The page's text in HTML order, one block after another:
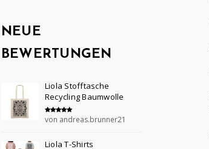
NEUE
BEWERTUNGEN
Liola Stofftasche
Recycling Baumwolle
Bewertet mit
von andreas.brunner21
Liola T-Shirts